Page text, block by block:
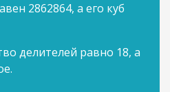
2862864, а его куб
делителей равно 18, а